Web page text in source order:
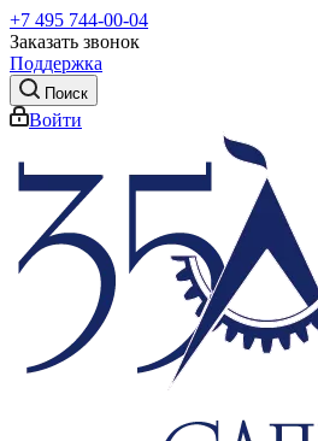
+7 495 744-00-04
Заказать звонок
Поддержка
Поиск
Войти